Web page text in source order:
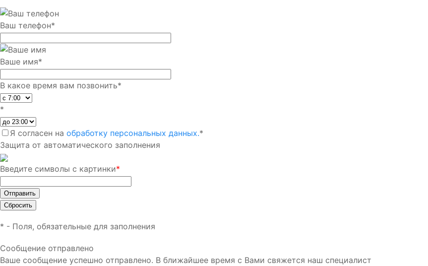
Ваш телефон*
Ваше имя*
В какое время вам позвонить*
*
Я согласен на обработку персональных данных.*
Защита от автоматического заполнения
Введите символы с картинки*
* - Поля, обязательные для заполнения
Сообщение отправлено
Ваше сообщение успешно отправлено. В ближайшее время с Вами свяжется наш специалист